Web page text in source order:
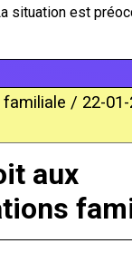
situation est
/ 22-
aux